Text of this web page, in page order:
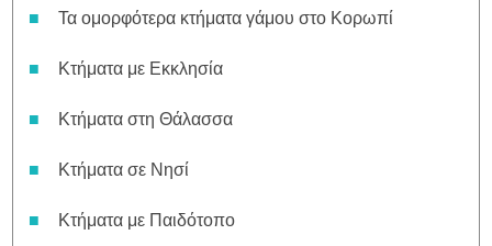
Τα ομορφότερα κτήματα γάμου στο Κορωπί
Κτήματα με Εκκλησία
Κτήματα στη Θάλασσα
Κτήματα σε Νησί
Κτήματα με Παιδότοπο